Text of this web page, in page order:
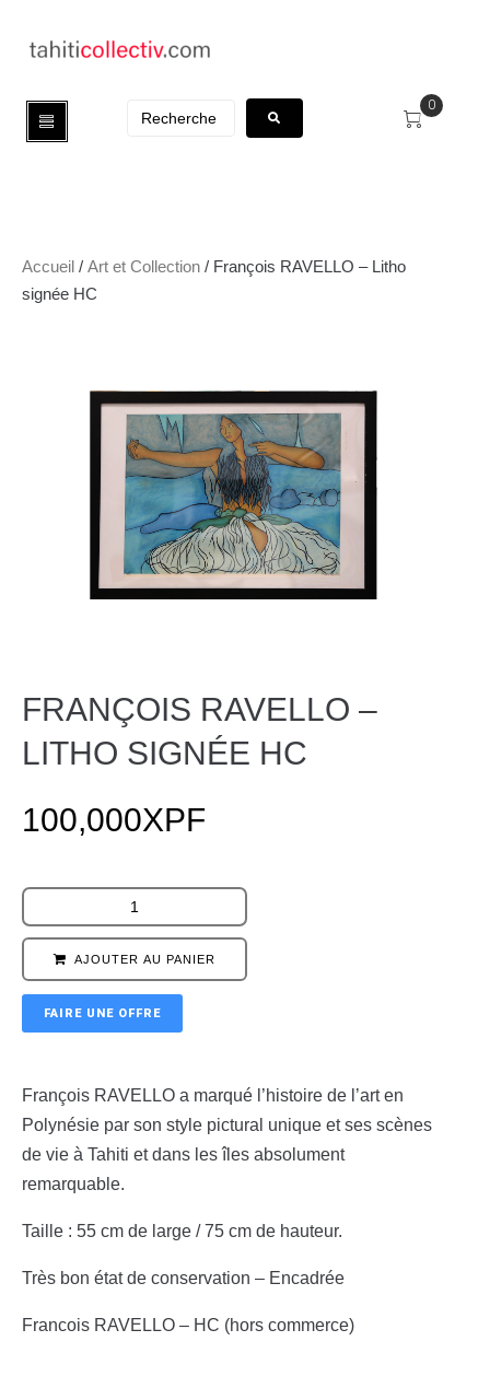
0
Accueil / Art et Collection / François RAVELLO – Litho
signée HC
FRANÇOIS RAVELLO –
LITHO SIGNÉE HC
100,000XPF
AJOUTER AU PANIER
FAIRE UNE OFFRE
François RAVELLO a marqué l’histoire de l’art en
Polynésie par son style pictural unique et ses scènes
de vie à Tahiti et dans les îles absolument
remarquable.
Taille : 55 cm de large / 75 cm de hauteur.
Très bon état de conservation – Encadrée
Francois RAVELLO – HC (hors commerce)